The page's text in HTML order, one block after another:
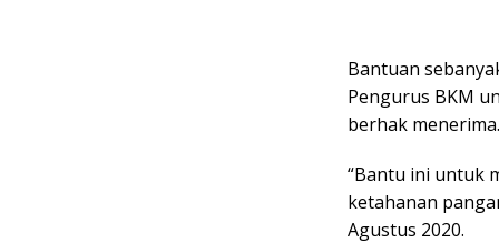
Bantuan
Pengurus BKM
berhak menerima.
“Bantu ini untuk
ketahanan
Agustus 2020.